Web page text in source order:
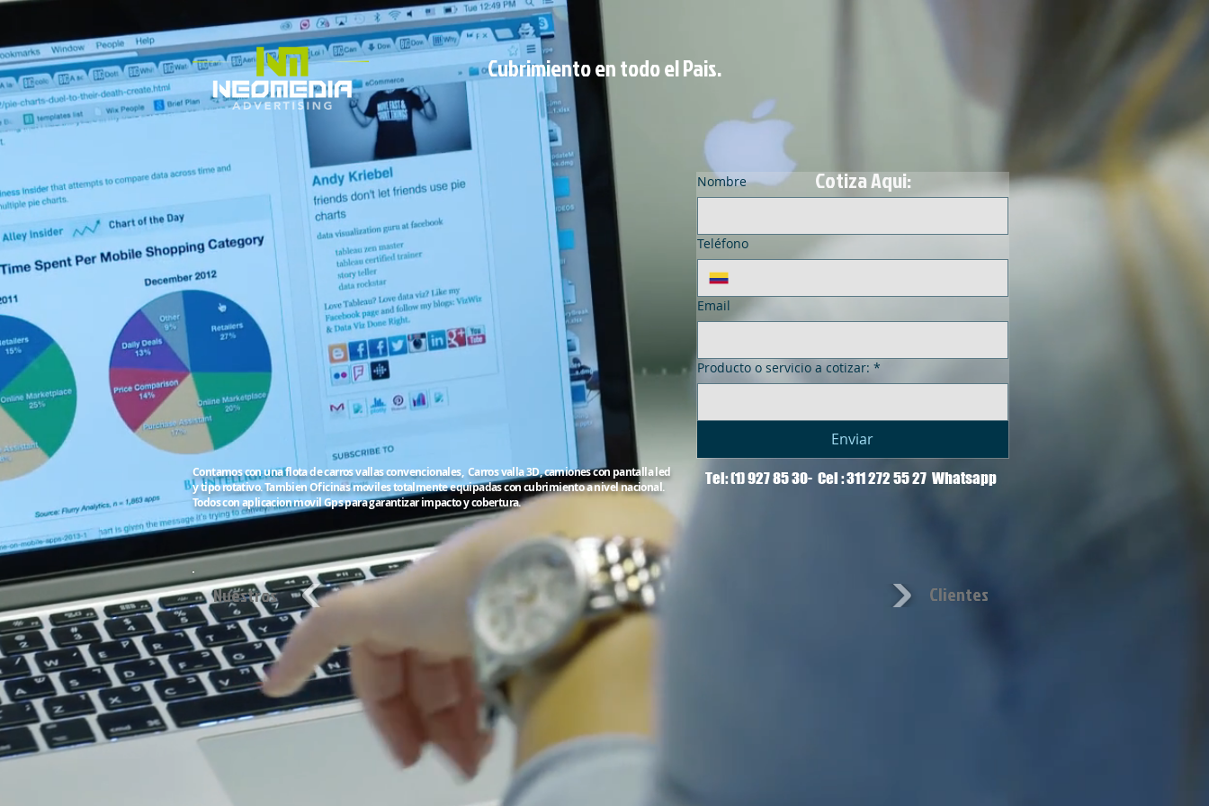
Inicio Movil Exterior Contacto
Cubrimiento en todo el Pais.
Cotiza Aqui:
Tel: (1) 927 85 30- Cel : 311 272 55 27 Whatsapp
Contamos con una flota de carros vallas convencionales, Carros valla 3D, camiones con pantalla led
y tipo rotativo. Tambien Oficinas moviles totalmente equipadas con cubrimiento a nivel nacional.
Todos con aplicacion movil Gps para garantizar impacto y cobertura.
Nuestros Clientes
Nombre
Teléfono
Email
Producto o servicio a cotizar: *
Enviar